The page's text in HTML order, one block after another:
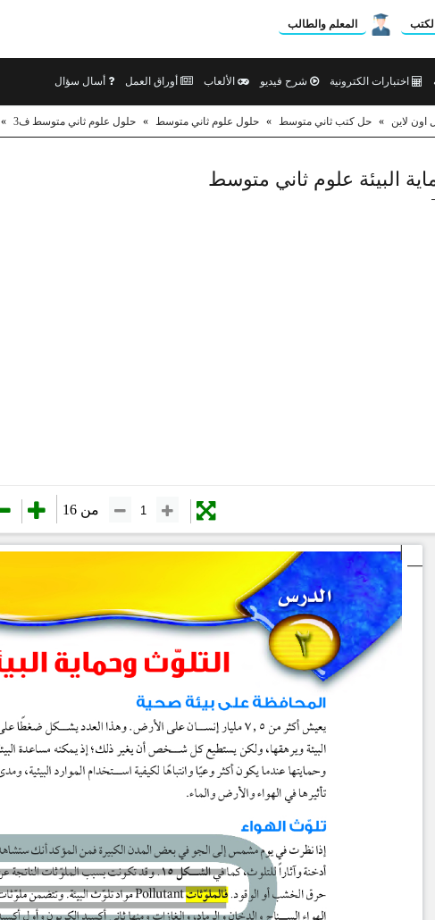
المعلم والطالب
اختبارات الكترونية شرح فيديو الألعاب أوراق العمل أسال سؤال
اون لاين » حل كتب ثاني متوسط » حلول علوم ثاني متوسط » حلول علوم ثاني متوسط ف3 »
البيئة علوم ثاني متوسط